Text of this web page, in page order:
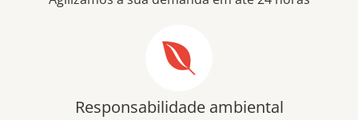
Responsabilidade ambiental